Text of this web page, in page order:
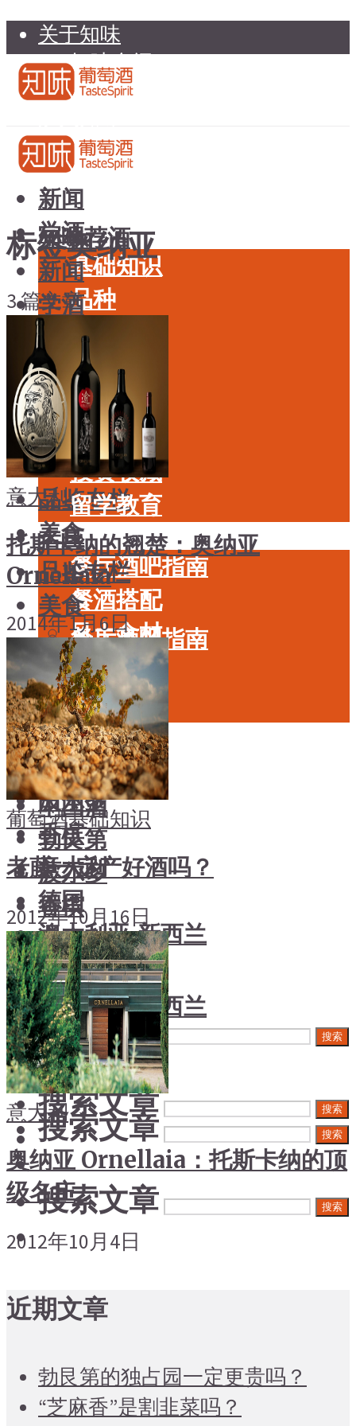
关于知味
知味介绍
知味专家顾问委员会
联系我们
知味荐酒
新闻
学酒
基础知识
品种
年份
酒具周边
投资收藏
留学教育
名庄
品鉴专栏
美食
餐厅酒吧指南
餐酒搭配
风土食材
风土大会
烈酒
中国酒
勃艮第
波尔多
香槟
意大利
德国
澳大利亚-新西兰
日本清酒
搜索文章 搜索
搜索文章 搜索
知味荐酒
新闻
学酒
基础知识
品种
年份
酒具周边
投资收藏
留学教育
名庄
品鉴专栏
美食
餐厅酒吧指南
餐酒搭配
风土食材
风土大会
烈酒
中国酒
勃艮第
波尔多
香槟
意大利
德国
澳大利亚-新西兰
日本清酒
搜索文章 搜索
搜索文章 搜索
标签奥纳亚
3 篇文章
意大利
托斯卡纳的翘楚：奥纳亚
Ornellaia
2014年1月6日
葡萄酒基础知识
老藤一定产好酒吗？
2012年10月16日
意大利
奥纳亚 Ornellaia：托斯卡纳的顶
级名庄
2012年10月4日
近期文章
勃艮第的独占园一定更贵吗？
“芝麻香”是割韭菜吗？